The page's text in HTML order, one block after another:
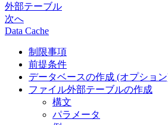
外部テーブル
次へ
Data Cache
制限事項
前提条件
データベースの作成 (オプショ
ファイル外部テーブルの作成
構文
パラメータ